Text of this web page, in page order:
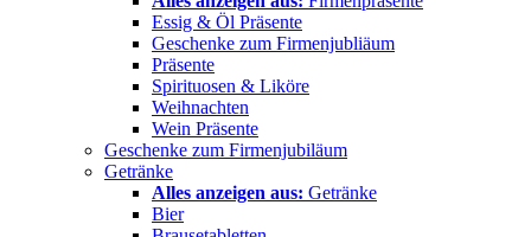
Essig & Öl Präsente
Geschenke zum Firmenjubliäum
Präsente
Spirituosen & Liköre
Weihnachten
Wein Präsente
Geschenke zum Firmenjubiläum
Getränke
Alles anzeigen aus: Getränke
Bier